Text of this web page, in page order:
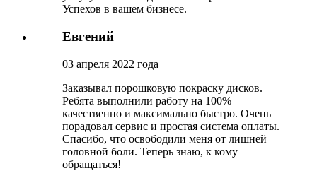
Успехов в вашем бизнесе.
Евгений
03 апреля 2022 года
Заказывал порошковую покраску дисков.
Ребята выполнили работу на 100%
качественно и максимально быстро. Очень
порадовал сервис и простая система оплаты.
Спасибо, что освободили меня от лишней
головной боли. Теперь знаю, к кому
обращаться!